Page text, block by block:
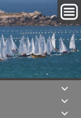


